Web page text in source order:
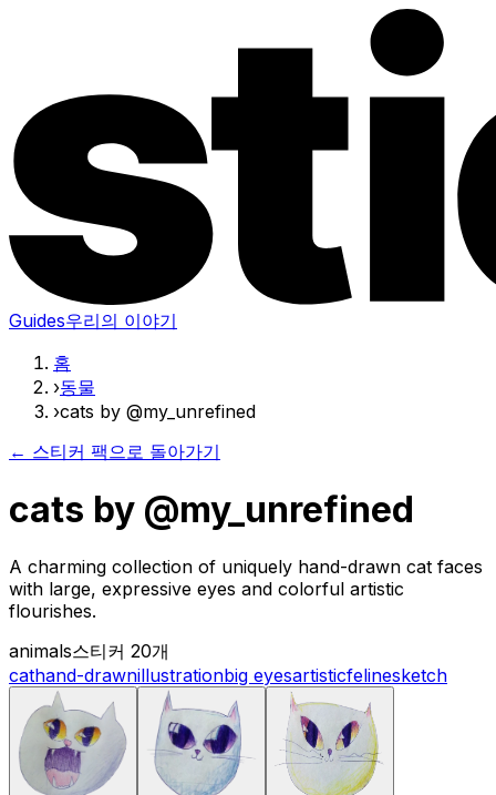
Guides우리의 이야기
홈
›동물
›cats by @my_unrefined
← 스티커 팩으로 돌아가기
cats by @my_unrefined
A charming collection of uniquely hand-drawn cat faces
with large, expressive eyes and colorful artistic
flourishes.
animals스티커 20개
cathand-drawnillustrationbig eyesartisticfelinesketch